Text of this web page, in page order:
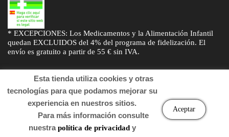
* EXCEPCIONES: Los Medicamentos y la Alimentación Infantil
quedan EXCLUIDOS del 4% del programa de fidelización. El
envío es gratuito a partir de 55 € sin IVA.
Esta tienda utiliza cookies y otras
tecnologías para que podamos mejorar su
experiencia en nuestros sitios.
Para más información consulte
nuestrapolítica de privacidady
Aceptar
© Desarrollado porSogifaryDTD Soluciones
. Derechos de autor
2022 Farmacia.